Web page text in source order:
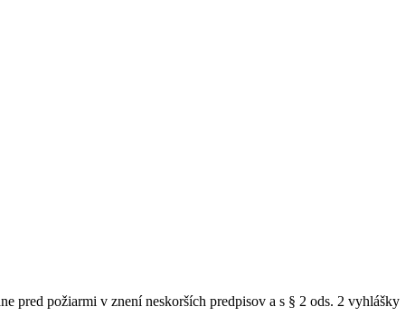
pred požiarmi v znení neskorších predpisov a s § 2 ods. 2 vyhlášky